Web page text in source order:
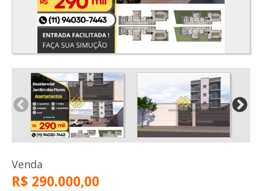
Venda
R$ 290.000,00